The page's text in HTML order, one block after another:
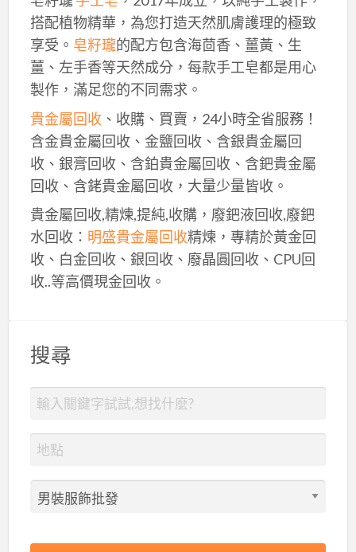
搭配植物精華，為您打造天然肌膚護理的極致
享受。 皂籽瓏的配方包含海茴香、薑黃、生
薑、左手香等天然成分，每款手工皂都是用心
製作，滿足您的不同需求。
貴金屬回收、收購、買賣，24小時全省服務！
含金貴金屬回收、金鹽回收、含銀貴金屬回
收、銀膏回收、含鉑貴金屬回收、含鈀貴金屬
回收、含銠貴金屬回收，大量少量皆收。
貴金屬回收,精煉,提純,收購，廢鈀液回收,廢鈀
水回收： 明盛貴金屬回收精煉，專精於黃金回
收、白金回收、銀回收、廢晶圓回收、CPU回
收..等高價現金回收。
搜尋